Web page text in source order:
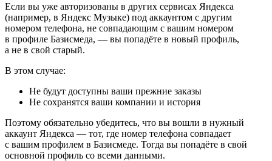
Если вы уже авторизованы в других сервисах Яндекса
(например, в Яндекс Музыке) под аккаунтом с другим
номером телефона, не совпадающим с вашим номером
в профиле Базисмеда, — вы попадёте в новый профиль,
а не в свой старый.
В этом случае:
Не будут доступны ваши прежние заказы
Не сохранятся ваши компании и история
Поэтому обязательно убедитесь, что вы вошли в нужный
аккаунт Яндекса — тот, где номер телефона совпадает
с вашим профилем в Базисмеде. Тогда вы попадёте в свой
основной профиль со всеми данными.